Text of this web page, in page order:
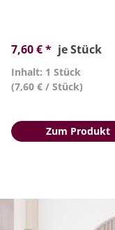
7,60 € * je Stück
Inhalt: 1 Stück
(7,60 € / Stück)
Zum Produkt